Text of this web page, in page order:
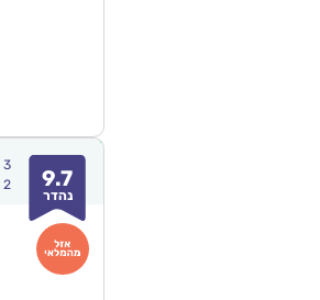
9.7
נהדר
3
2